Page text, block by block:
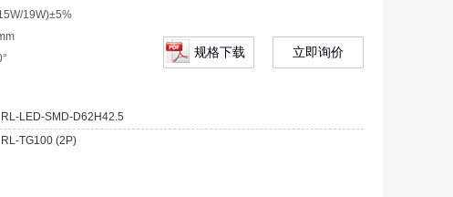
19W)±5%
规格下载 立即询价
RL-LED-SMD-D62H42.5
RL-TG100 (2P)